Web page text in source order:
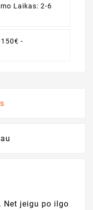
Laikas: 2-6
-
Net jeigu po ilgo